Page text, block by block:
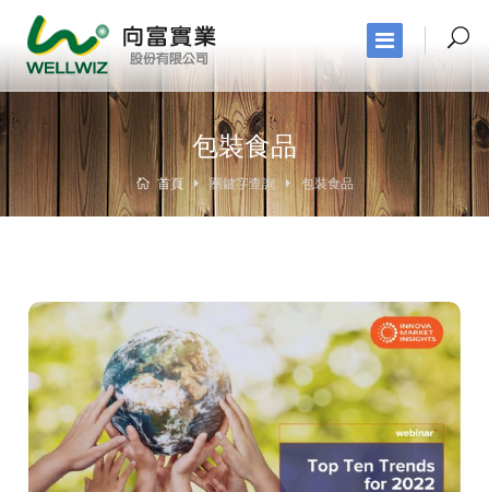
包裝食品
首頁 關鍵字查詢 包裝食品